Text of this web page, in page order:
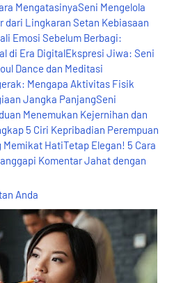
MengatasinyaSeni Mengelola
dari Lingkaran Setan Kebiasaan
Emosi Sebelum Berbagi:
di Era DigitalEkspresi Jiwa: Seni
Dance dan Meditasi
Mengapa Aktivitas Fisik
Jangka PanjangSeni
Menemukan Kejernihan dan
5 Ciri Kepribadian Perempuan
Memikat HatiTetap Elegan! 5 Cara
Komentar Jahat dengan
Anda